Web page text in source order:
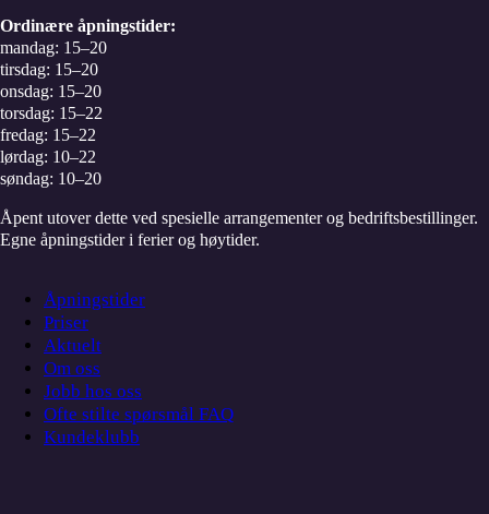
Ordinære åpningstider:
mandag: 15–20
tirsdag: 15–20
onsdag: 15–20
torsdag: 15–22
fredag: 15–22
lørdag: 10–22
søndag: 10–20
Åpent utover dette ved spesielle arrangementer og bedriftsbestillinger.
Egne åpningstider i ferier og høytider.
Åpningstider
Priser
Aktuelt
Om oss
Jobb hos oss
Ofte stilte spørsmål FAQ
Kundeklubb